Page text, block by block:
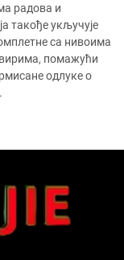
радова и
такође укључује
са нивоима
помажући
одлуке о